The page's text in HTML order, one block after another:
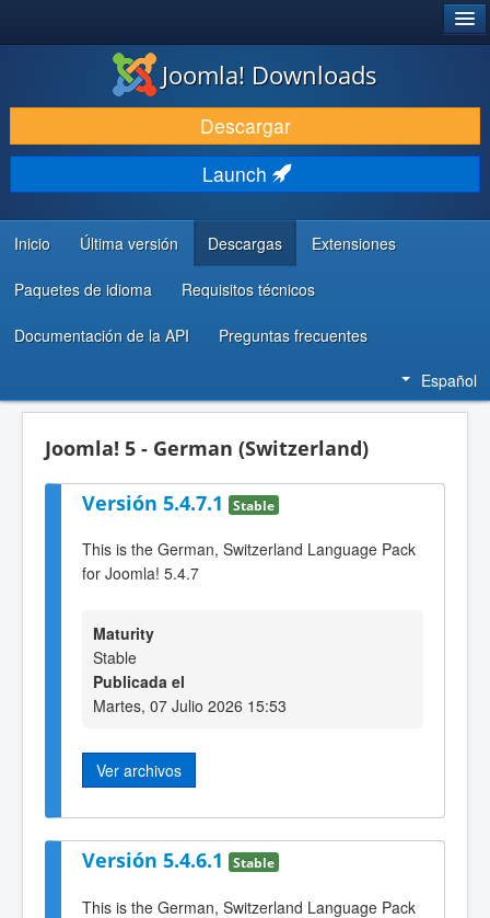
DESCARGAR & EXTENDER
DESCUBRE & APRENDE
COMUNIDAD & SOPORTE
RECURSOS PARA DESARROLLADORES
Joomla! Downloads
Descargar
Launch
Inicio Última versión Descargas Extensiones
Paquetes de idioma Requisitos técnicos
Documentación de la API Preguntas frecuentes
Español
Joomla! 5 - German (Switzerland)
Versión 5.4.7.1 Stable
This is the German, Switzerland Language Pack
for Joomla! 5.4.7
Maturity
Stable
Publicada el
Martes, 07 Julio 2026 15:53
Ver archivos
Versión 5.4.6.1 Stable
This is the German, Switzerland Language Pack